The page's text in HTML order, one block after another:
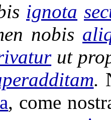
ignota
nobis
ut
.
, come